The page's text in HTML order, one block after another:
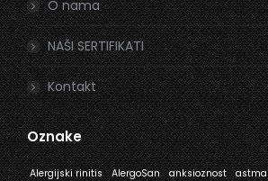
O nama
NAŠI SERTIFIKATI
Kontakt
Oznake
Alergijski rinitis AlergoSan anksioznost astma